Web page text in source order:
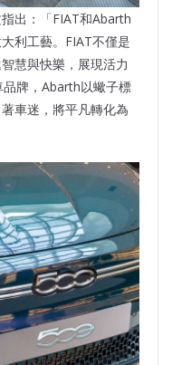
出：「FIAT和Abarth
利工藝。FIAT不僅是
慧與快樂，展現活力
牌，Abarth以蠍子標
車迷，將平凡轉化為